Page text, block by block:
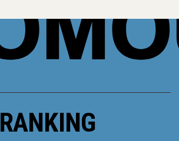
RANKING